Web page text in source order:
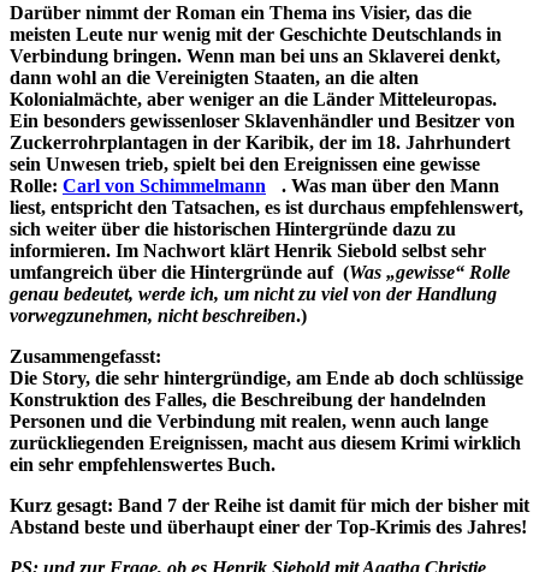
Darüber nimmt der Roman ein Thema ins Visier, das die
meisten Leute nur wenig mit der Geschichte Deutschlands in
Verbindung bringen. Wenn man bei uns an Sklaverei denkt,
dann wohl an die Vereinigten Staaten, an die alten
Kolonialmächte, aber weniger an die Länder Mitteleuropas.
Ein besonders gewissenloser Sklavenhändler und Besitzer von
Zuckerrohrplantagen in der Karibik, der im 18. Jahrhundert
sein Unwesen trieb, spielt bei den Ereignissen eine gewisse
Rolle: Carl von Schimmelmann
. Was man über den Mann
liest, entspricht den Tatsachen, es ist durchaus empfehlenswert,
sich weiter über die historischen Hintergründe dazu zu
informieren. Im Nachwort klärt Henrik Siebold selbst sehr
umfangreich über die Hintergründe auf (Was „gewisse“ Rolle
genau bedeutet, werde ich, um nicht zu viel von der Handlung
vorwegzunehmen, nicht beschreiben.)
Zusammengefasst:
Die Story, die sehr hintergründige, am Ende ab doch schlüssige
Konstruktion des Falles, die Beschreibung der handelnden
Personen und die Verbindung mit realen, wenn auch lange
zurückliegenden Ereignissen, macht aus diesem Krimi wirklich
ein sehr empfehlenswertes Buch.
Kurz gesagt: Band 7 der Reihe ist damit für mich der bisher mit
Abstand beste und überhaupt einer der Top-Krimis des Jahres!
PS: und zur Frage, ob es Henrik Siebold mit Agatha Christie